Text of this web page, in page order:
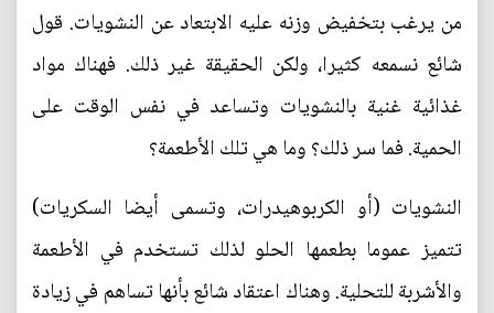
من يرغب بتخفيض وزنه عليه الابتعاد عن النشويات. قول
شائع نسمعه كثيرا، ولكن الحقيقة غير ذلك. فهناك مواد
غذائية غنية بالنشويات وتساعد في نفس الوقت على
الحمية. فما سر ذلك؟ وما هي تلك الأطعمة؟
النشويات (أو الكربوهيدرات، وتسمى أيضا السكريات)
تتميز عموما بطعمها الحلو لذلك تستخدم في الأطعمة
والأشربة للتحلية. وهناك اعتقاد شائع بأنها تساهم في زيادة